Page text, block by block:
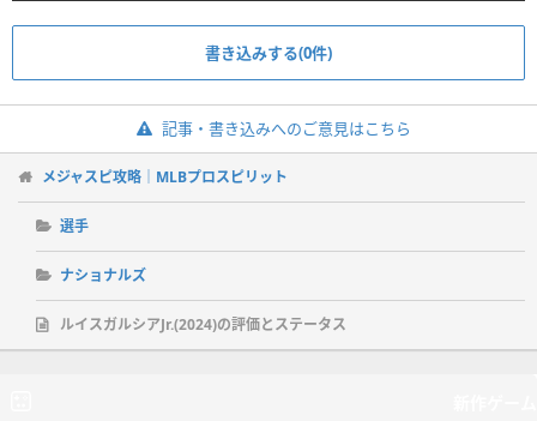
書き込みする(0件)
記事・書き込みへのご意見はこちら
メジャスピ攻略｜MLBプロスピリット
選手
ナショナルズ
ルイスガルシアJr.(2024)の評価とステータス